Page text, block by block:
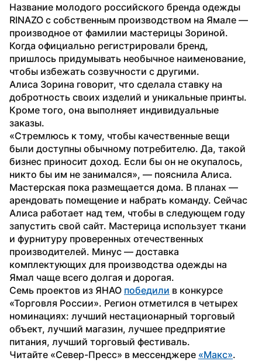
Название молодого российского бренда одежды
RINAZO с собственным производством на Ямале —
производное от фамилии мастерицы Зориной.
Когда официально регистрировали бренд,
пришлось придумывать необычное наименование,
чтобы избежать созвучности с другими.
Алиса Зорина говорит, что сделала ставку на
добротность своих изделий и уникальные принты.
Кроме того, она выполняет индивидуальные
заказы.
«Стремлюсь к тому, чтобы качественные вещи
были доступны обычному потребителю. Да, такой
бизнес приносит доход. Если бы он не окупалось,
никто бы им не занимался», — пояснила Алиса.
Мастерская пока размещается дома. В планах —
арендовать помещение и набрать команду. Сейчас
Алиса работает над тем, чтобы в следующем году
запустить свой сайт. Мастерица использует ткани
и фурнитуру проверенных отечественных
производителей. Минус — доставка
комплектующих для производства одежды на
Ямал чаще всего долгая и дорогая.
Семь проектов из ЯНАО победили в конкурсе
«Торговля России». Регион отметился в четырех
номинациях: лучший нестационарный торговый
объект, лучший магазин, лучшее предприятие
питания, лучший торговый фестиваль.
Читайте «Север-Пресс» в мессенджере «Макс».